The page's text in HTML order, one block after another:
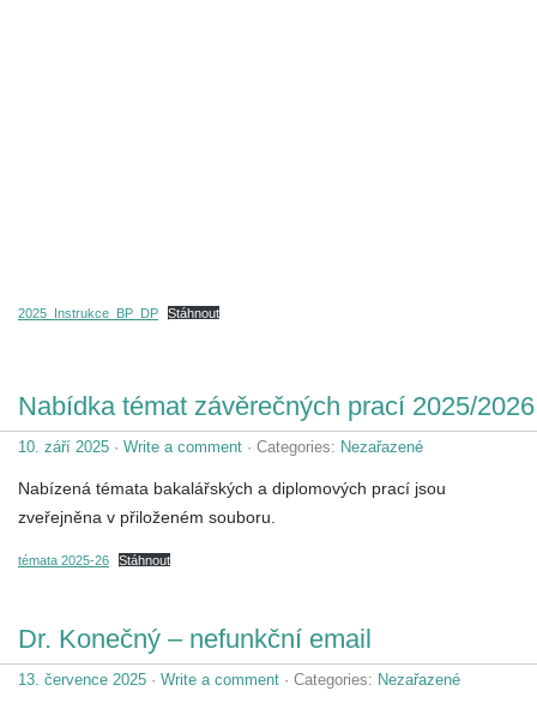
2025_Instrukce_BP_DP Stáhnout
Nabídka témat závěrečných prací 2025/2026
10. září 2025 · Write a comment · Categories: Nezařazené
Nabízená témata bakalářských a diplomových prací jsou
zveřejněna v přiloženém souboru.
témata 2025-26 Stáhnout
Dr. Konečný – nefunkční email
13. července 2025 · Write a comment · Categories: Nezařazené